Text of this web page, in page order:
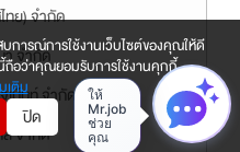
การณ์การใช้งานเว็บไซต์ของคุณให้ดี
ถือว่าคุณยอมรับการใช้งานคุกกี้
เติม
ปิด
ทย) จำกัด
จำกัด
เม้นท์ จำกัด
ล จำกัด